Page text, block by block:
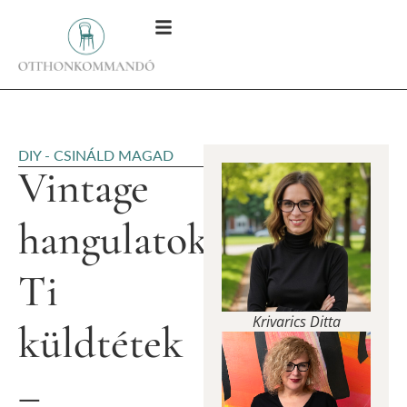
DIY - CSINÁLD MAGAD
Vintage
hangulatok:
Ti
küldtétek
–
Krivarics Ditta